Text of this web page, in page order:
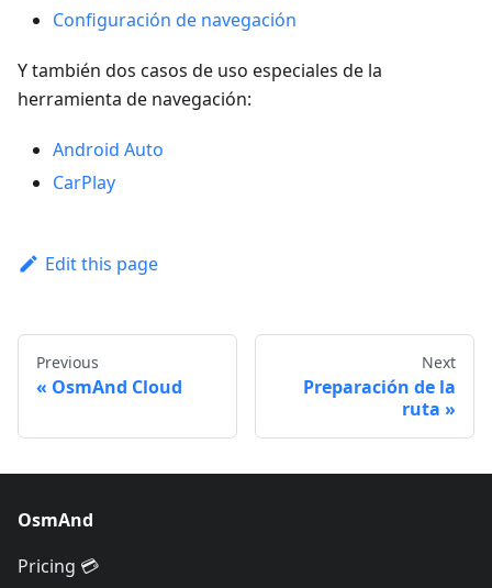
Configuración de navegación
Y también dos casos de uso especiales de la
herramienta de navegación:
Android Auto
CarPlay
Edit this page
Previous
OsmAnd Cloud
Next
Preparación de la
ruta
OsmAnd
Pricing 💳